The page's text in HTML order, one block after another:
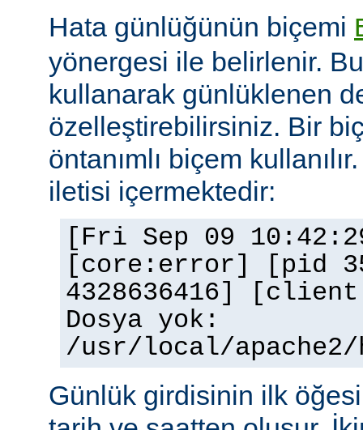
Hata günlüğünün biçemi
yönergesi ile belirlenir.
kullanarak günlüklenen
özelleştirebilirsiniz. Bir
öntanımlı biçem
iletisi içermektedir:
[Fri Sep 09
[core:error] [pid
4328636416]
Dosya yok:
/usr/local/
Günlük girdisinin ilk öğesi